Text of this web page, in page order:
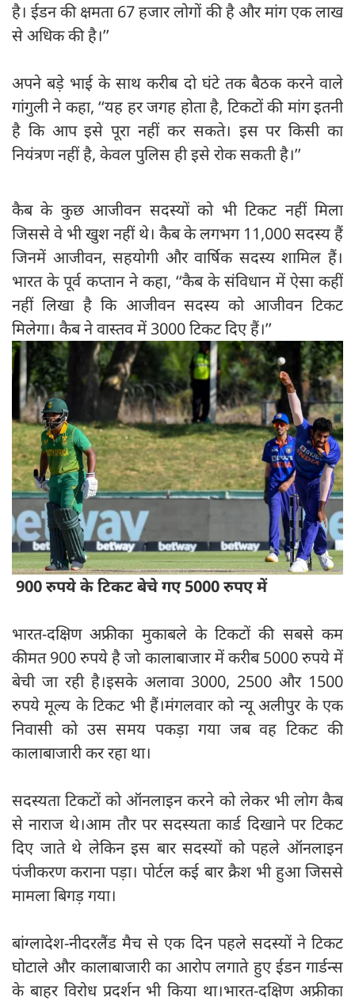
है। ईडन की क्षमता 67 हजार लोगों की है और मांग एक लाख
से अधिक की है।’’
अपने बड़े भाई के साथ करीब दो घंटे तक बैठक करने वाले
गांगुली ने कहा, ‘‘यह हर जगह होता है, टिकटों की मांग इतनी
है कि आप इसे पूरा नहीं कर सकते। इस पर किसी का
नियंत्रण नहीं है, केवल पुलिस ही इसे रोक सकती है।’’
कैब के कुछ आजीवन सदस्यों को भी टिकट नहीं मिला
जिससे वे भी खुश नहीं थे। कैब के लगभग 11,000 सदस्य हैं
जिनमें आजीवन, सहयोगी और वार्षिक सदस्य शामिल हैं।
भारत के पूर्व कप्तान ने कहा, ‘‘कैब के संविधान में ऐसा कहीं
नहीं लिखा है कि आजीवन सदस्य को आजीवन टिकट
मिलेगा। कैब ने वास्तव में 3000 टिकट दिए हैं।’’
900 रुपये के टिकट बेचे गए 5000 रुपए में
भारत-दक्षिण अफ्रीका मुकाबले के टिकटों की सबसे कम
कीमत 900 रुपये है जो कालाबाजार में करीब 5000 रुपये में
बेची जा रही है।इसके अलावा 3000, 2500 और 1500
रुपये मूल्य के टिकट भी हैं।मंगलवार को न्यू अलीपुर के एक
निवासी को उस समय पकड़ा गया जब वह टिकट की
कालाबाजारी कर रहा था।
सदस्यता टिकटों को ऑनलाइन करने को लेकर भी लोग कैब
से नाराज थे।आम तौर पर सदस्यता कार्ड दिखाने पर टिकट
दिए जाते थे लेकिन इस बार सदस्यों को पहले ऑनलाइन
पंजीकरण कराना पड़ा। पोर्टल कई बार क्रैश भी हुआ जिससे
मामला बिगड़ गया।
बांग्लादेश-नीदरलैंड मैच से एक दिन पहले सदस्यों ने टिकट
घोटाले और कालाबाजारी का आरोप लगाते हुए ईडन गार्डन्स
के बाहर विरोध प्रदर्शन भी किया था।भारत-दक्षिण अफ्रीका